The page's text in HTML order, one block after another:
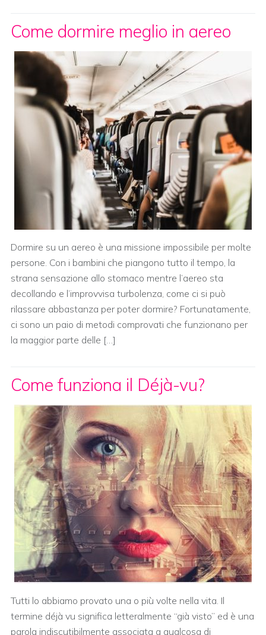
Come dormire meglio in aereo
Dormire su un aereo è una missione impossibile per molte
persone. Con i bambini che piangono tutto il tempo, la
strana sensazione allo stomaco mentre l’aereo sta
decollando e l’improvvisa turbolenza, come ci si può
rilassare abbastanza per poter dormire? Fortunatamente,
ci sono un paio di metodi comprovati che funzionano per
la maggior parte delle […]
Come funziona il Déjà-vu?
Tutti lo abbiamo provato una o più volte nella vita. Il
termine déjà vu significa letteralmente “già visto” ed è una
parola indiscutibilmente associata a qualcosa di